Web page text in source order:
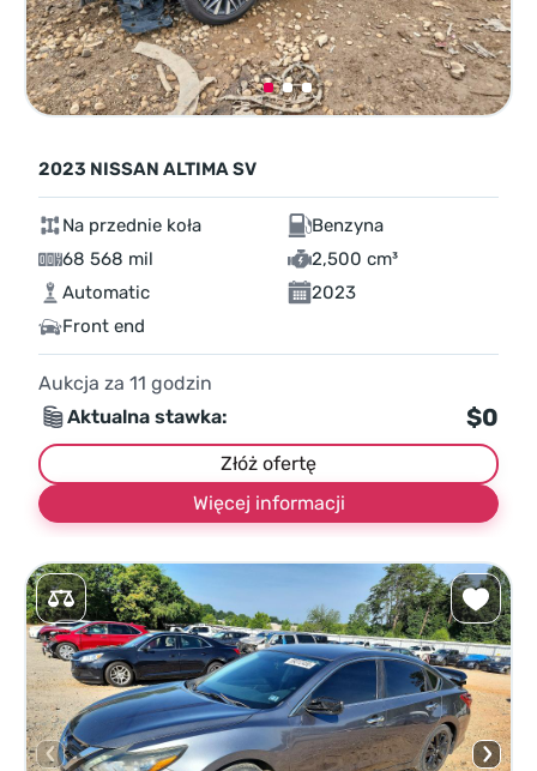
2023 NISSAN ALTIMA SV
Na przednie koła
Benzyna
68 568 mil
2,500 cm³
Automatic
2023
Front end
Aukcja za 11 godzin
Aktualna stawka:
$0
Złóż ofertę
Więcej informacji